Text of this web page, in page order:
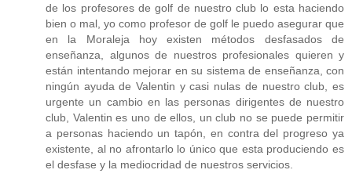
de los profesores de golf de nuestro club lo esta haciendo
bien o mal, yo como profesor de golf le puedo asegurar que
en la Moraleja hoy existen métodos desfasados de
enseñanza, algunos de nuestros profesionales quieren y
están intentando mejorar en su sistema de enseñanza, con
ningún ayuda de Valentin y casi nulas de nuestro club, es
urgente un cambio en las personas dirigentes de nuestro
club, Valentin es uno de ellos, un club no se puede permitir
a personas haciendo un tapón, en contra del progreso ya
existente, al no afrontarlo lo único que esta produciendo es
el desfase y la mediocridad de nuestros servicios.